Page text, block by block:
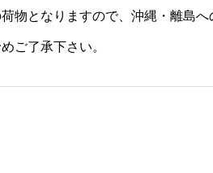
物となりますので、沖縄・離島へ
ご了承下さい。